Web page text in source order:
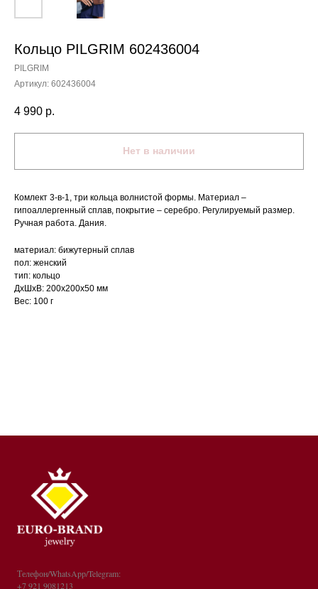
Кольцо PILGRIM 602436004
PILGRIM
Артикул: 602436004
4 990 р.
Нет в наличии
Комлект 3-в-1, три кольца волнистой формы. Материал –
гипоаллергенный сплав, покрытие – серебро. Регулируемый размер.
Ручная работа. Дания.
материал: бижутерный сплав
пол: женский
тип: кольцо
ДxШxВ: 200x200x50 мм
Вес: 100 г
Телефон/WhatsApp/Telegram:
+7 921 9081213